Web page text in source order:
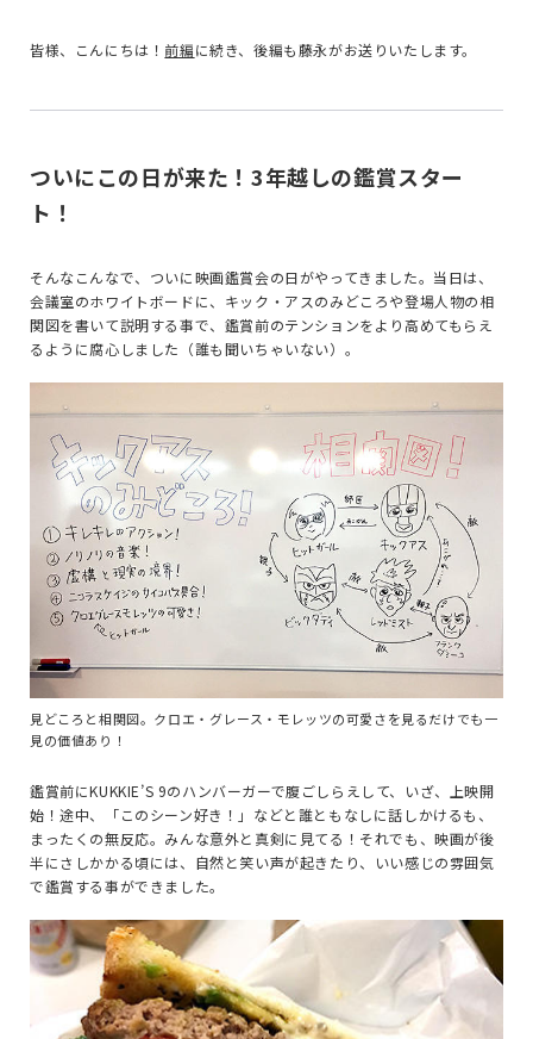
皆様、こんにちは！ 前編に続き、後編も藤永がお送りいたします。
ついにこの日が来た！3年越しの鑑賞スター
ト！
そんなこんなで、ついに映画鑑賞会の日がやってきました。当日は、
会議室のホワイトボードに、キック・アスのみどころや登場人物の相
関図を書いて説明する事で、鑑賞前のテンションをより高めてもらえ
るように腐心しました（誰も聞いちゃいない）。
見どころと相関図。クロエ・グレース・モレッツの可愛さを見るだけでも一
見の価値あり！
鑑賞前にKUKKIE’S 9のハンバーガーで腹ごしらえして、いざ、上映開
始！途中、「このシーン好き！」などと誰ともなしに話しかけるも、
まったくの無反応。みんな意外と真剣に見てる！それでも、映画が後
半にさしかかる頃には、自然と笑い声が起きたり、いい感じの雰囲気
で鑑賞する事ができました。